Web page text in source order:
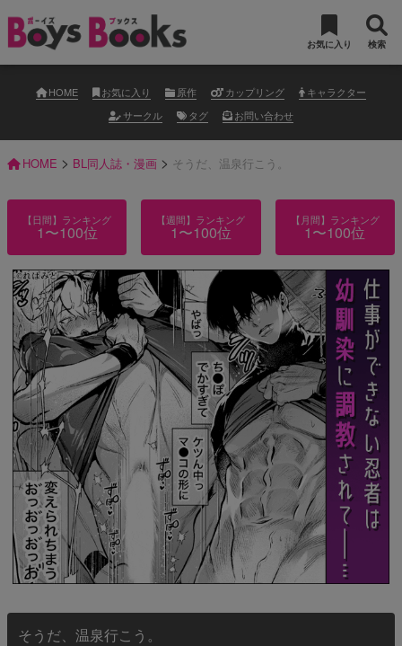
お気に入り 検索
HOME お気に入り 原作 カップリング
キャラクター
サークル
タグ お問い合わせ
HOME > BL同人誌・漫画 > そうだ、温泉行こう。
【日間】ランキング
1〜100位
【週間】ランキング
1〜100位
【月間】ランキング
1〜100位
そうだ、温泉行こう。